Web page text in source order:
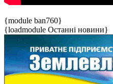
{module ban760}
{loadmodule Останні новини}